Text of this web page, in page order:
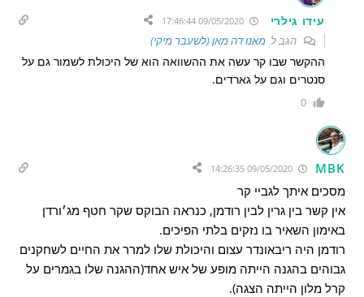
עידו גילרי 09/05/2020 17:46:44
הגב למאנו דה מאן (לשעבר מיקי)
ההקשר שבו קר עשה את ההשוואה הוא של היכולת לשמור גם על
סנטרים וגם על גארדים.
0
MBK
מסכים איתך לגביי קר
אין קשר בין גרין לבין רודמן, כנראה הבוקס שקר חטף מג׳ורדן
באימון השאיר בו נזקים בלתי הפיכים.
רודמן היה ריבאונדר עצום והיכולת שלו למרר את החיים לשחקנים
גבוהים בהגנה הייתה מופע של איש אחד(ההגנה שלו בגמרים על
קרל מלון הייתה הצגה).